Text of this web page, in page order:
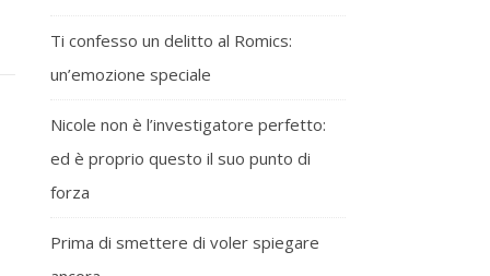
Ti confesso un delitto al Romics:
un’emozione speciale
Nicole non è l’investigatore perfetto:
ed è proprio questo il suo punto di
forza
Prima di smettere di voler spiegare